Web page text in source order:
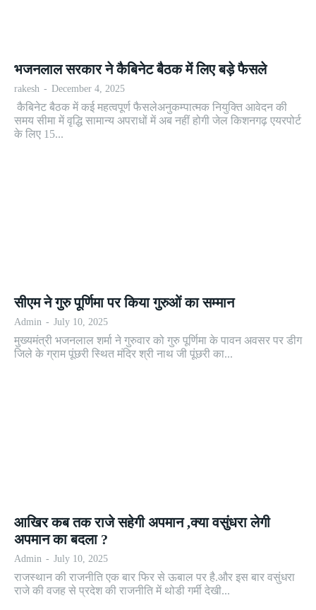
भजनलाल सरकार ने कैबिनेट बैठक में लिए बड़े फैसले
rakesh - December 4, 2025
कैबिनेट बैठक में कई महत्वपूर्ण फैसलेअनुकम्पात्मक नियुक्ति आवेदन की
समय सीमा में वृद्धि सामान्य अपराधों में अब नहीं होगी जेल किशनगढ़ एयरपोर्ट
के लिए 15...
सीएम ने गुरु पूर्णिमा पर किया गुरुओं का सम्मान
Admin - July 10, 2025
मुख्यमंत्री भजनलाल शर्मा ने गुरुवार को गुरु पूर्णिमा के पावन अवसर पर डीग
जिले के ग्राम पूंछरी स्थित मंदिर श्री नाथ जी पूंछरी का...
आखिर कब तक राजे सहेगी अपमान ,क्या वसुंधरा लेगी
अपमान का बदला ?
Admin - July 10, 2025
राजस्थान की राजनीति एक बार फिर से ऊबाल पर है.और इस बार वसुंधरा
राजे की वजह से प्रदेश की राजनीति में थोडी गर्मी देखी...